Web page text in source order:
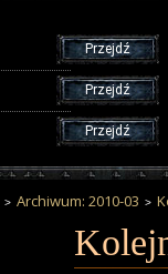
Przejdź
Przejdź
Przejdź
Archiwum: 2010-03